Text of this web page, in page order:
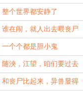
整个世界都安静了
谁在闹，就人出去喂丧尸
一个个都是胆小鬼
随泱，江望，咱们要过去
和丧尸比起来，异兽显得